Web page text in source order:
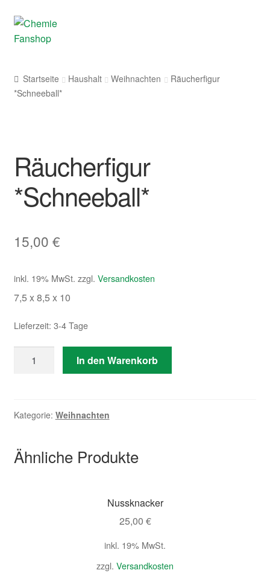
Zur
Navigation
Springe
zum
Bekleidung
Haushalt
Brennen im Herzen
Mitglied
Startseite Haushalt Weihnachten
Räucherfigur
*Schneeball*
Räucherfigur
*Schneeball*
15,00 €
inkl. 19% MwSt. zzgl. Versandkosten
7,5 x 8,5 x 10
Lieferzeit: 3-4 Tage
In den Warenkorb
Kategorie: Weihnachten
Ähnliche Produkte
Nussknacker
25,00 €
inkl. 19% MwSt.
zzgl. Versandkosten